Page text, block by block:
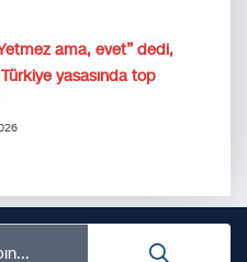
ama, evet” dedi,
yasasında top